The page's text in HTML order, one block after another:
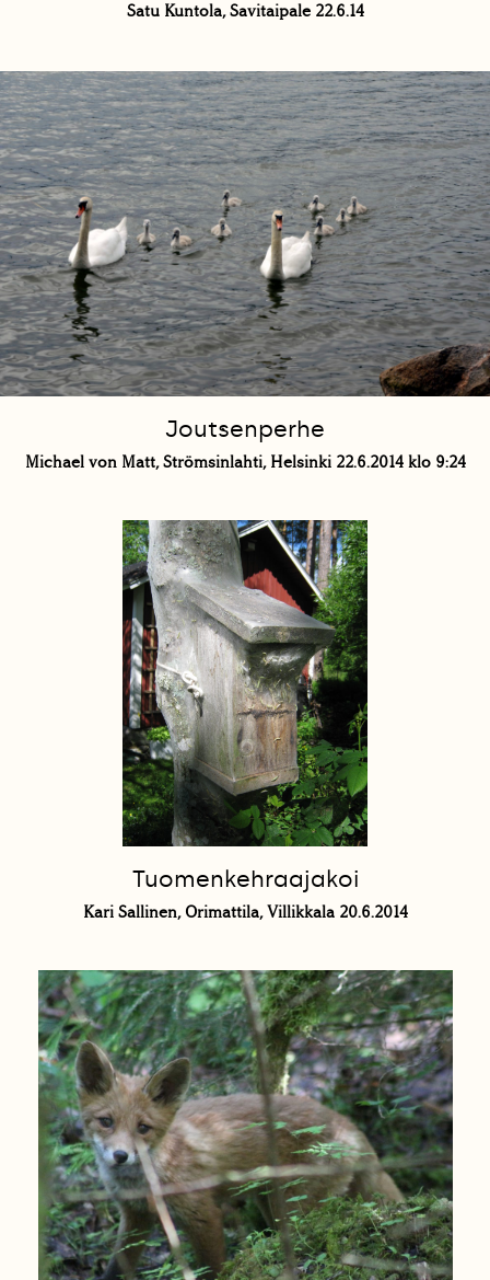
Satu Kuntola, Savitaipale 22.6.14
Joutsenperhe
Michael von Matt, Strömsinlahti, Helsinki 22.6.2014 klo 9:24
Tuomenkehraajakoi
Kari Sallinen, Orimattila, Villikkala 20.6.2014